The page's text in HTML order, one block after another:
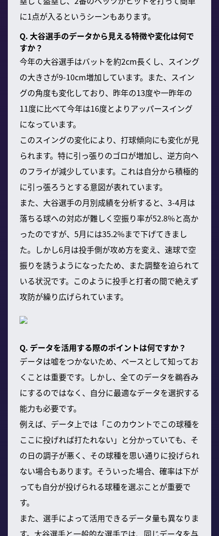
に1点が入るというシーンもあります。
Q. 大谷選手のデータから見える特徴や変化は何で
すか？
今年の大谷選手はバットを約2cm長くし、スイング
の大きさが9-10cm増加しています。また、スイン
グの角度も変化しており、昨年の13度や一昨年の
11度に比べて今年は16度とよりアッパースイング
になっています。
このスイングの変化により、打球傾向にも変化が見
られます。特に引っ張りのゴロが増加し、逆方向へ
のフライが減少しています。これは自分から積極的
に引っ張ろうとする意図が表れています。
また、大谷選手の月別成績を分析すると、3-4月は
落ちる球への対応が難しく空振り率が52.8%と高か
ったのですが、5月には35.2%まで下げてきまし
た。しかし6月は投手側が攻め方を変え、速球で空
振りを誘うようになったため、また調整を迫られて
いる状況です。このように投手と打者の間で絶えず
攻防が繰り広げられています。
Q. データを活用する際のポイントは何ですか？
データは嘘をつかないため、ベースとして知ってお
くことは重要です。しかし、全てのデータを鵜呑み
にするのではなく、自分に最適なデータを選択する
能力も必要です。
例えば、データ上では「このカウントでこの球種を
ここに投げれば打たれない」と分かっていても、そ
の日の調子が悪く、その球種を思い通りに投げられ
ない場合もあります。そういった場合、確率は下が
っても自分が投げられる球種を選ぶことが重要で
す。
また、選手によって活用できるデータ量も異なりま
す。大谷選手と一般的な選手では、同じデータを与